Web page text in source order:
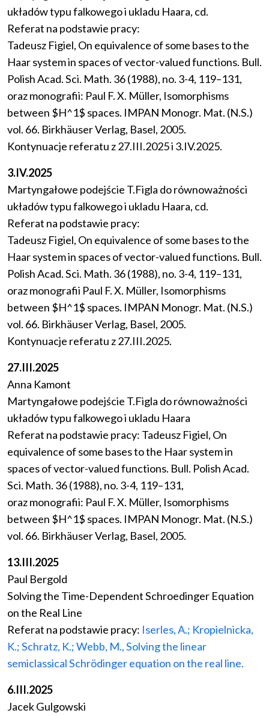
układów typu falkowego i ukladu Haara, cd.
Referat na podstawie pracy:
Tadeusz Figiel, On equivalence of some bases to the
Haar system in spaces of vector-valued functions. Bull.
Polish Acad. Sci. Math. 36 (1988), no. 3-4, 119–131,
oraz monografii: Paul F. X. Müller, Isomorphisms
between $H^1$ spaces. IMPAN Monogr. Mat. (N.S.)
vol. 66. Birkhäuser Verlag, Basel, 2005.
Kontynuacje referatu z 27.III.2025 i 3.IV.2025.
3.IV.2025
Martyngałowe podejście T.Figla do równoważności
układów typu falkowego i ukladu Haara, cd.
Referat na podstawie pracy:
Tadeusz Figiel, On equivalence of some bases to the
Haar system in spaces of vector-valued functions. Bull.
Polish Acad. Sci. Math. 36 (1988), no. 3-4, 119–131,
oraz monografii Paul F. X. Müller, Isomorphisms
between $H^1$ spaces. IMPAN Monogr. Mat. (N.S.)
vol. 66. Birkhäuser Verlag, Basel, 2005.
Kontynuacje referatu z 27.III.2025.
27.III.2025
Anna Kamont
Martyngałowe podejście T.Figla do równoważności
układów typu falkowego i ukladu Haara
Referat na podstawie pracy: Tadeusz Figiel, On
equivalence of some bases to the Haar system in
spaces of vector-valued functions. Bull. Polish Acad.
Sci. Math. 36 (1988), no. 3-4, 119–131,
oraz monografii: Paul F. X. Müller, Isomorphisms
between $H^1$ spaces. IMPAN Monogr. Mat. (N.S.)
vol. 66. Birkhäuser Verlag, Basel, 2005.
13.III.2025
Paul Bergold
Solving the Time-Dependent Schroedinger Equation
on the Real Line
Referat na podstawie pracy: Iserles, A.; Kropielnicka,
K.; Schratz, K.; Webb, M., Solving the linear
semiclassical Schrödinger equation on the real line.
6.III.2025
Jacek Gulgowski